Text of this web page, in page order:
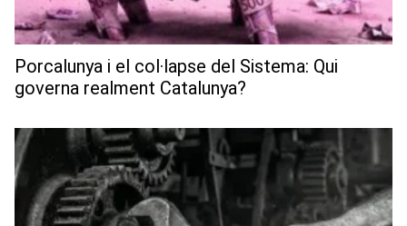
Porcalunya i el col·lapse del Sistema: Qui
governa realment Catalunya?